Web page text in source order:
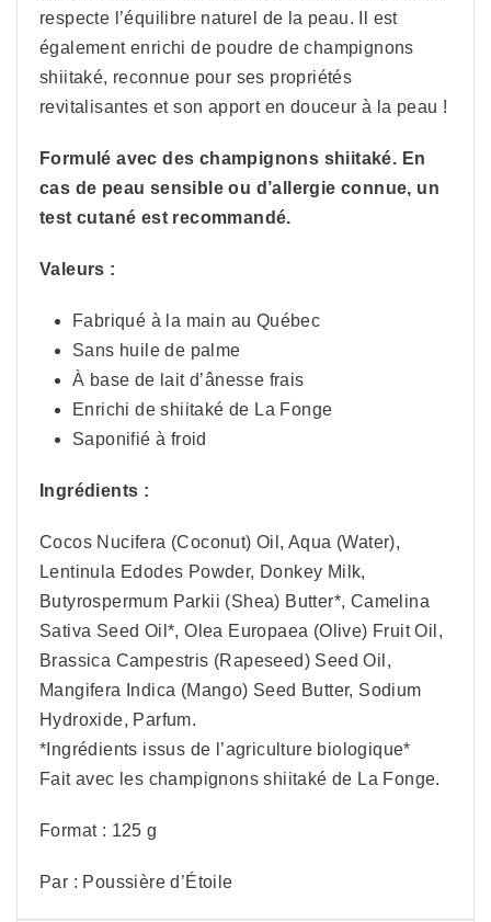
respecte l’équilibre naturel de la peau. Il est
également enrichi de poudre de champignons
shiitaké, reconnue pour ses propriétés
revitalisantes et son apport en douceur à la peau !
Formulé avec des champignons shiitaké. En
cas de peau sensible ou d’allergie connue, un
test cutané est recommandé.
Valeurs :
Fabriqué à la main au Québec
Sans huile de palme
À base de lait d’ânesse frais
Enrichi de shiitaké de La Fonge
Saponifié à froid
Ingrédients :
Cocos Nucifera (Coconut) Oil, Aqua (Water),
Lentinula Edodes Powder, Donkey Milk,
Butyrospermum Parkii (Shea) Butter*, Camelina
Sativa Seed Oil*, Olea Europaea (Olive) Fruit Oil,
Brassica Campestris (Rapeseed) Seed Oil,
Mangifera Indica (Mango) Seed Butter, Sodium
Hydroxide, Parfum.
*Ingrédients issus de l’agriculture biologique*
Fait avec les champignons shiitaké de La Fonge.
Format : 125 g
Par : Poussière d’Étoile